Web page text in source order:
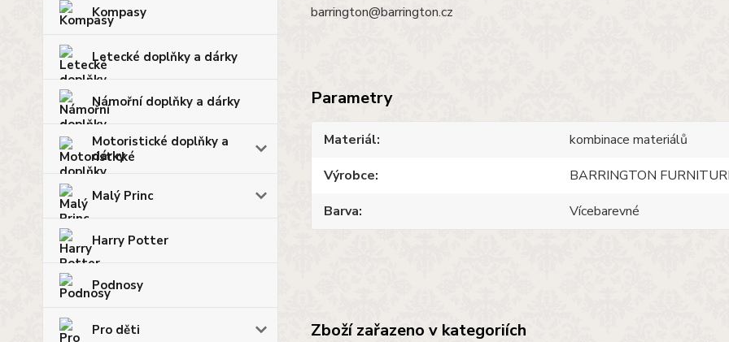
Kompasy
Letecké doplňky a dárky
Námořní doplňky a dárky
Motoristické doplňky a
dárky
Malý Princ
Harry Potter
Podnosy
Pro děti
barrington@barrington.cz
Parametry
Materiál
kombinace materiálů
Výrobce
BARRINGTON
Barva
Vícebarevné
Zboží zařazeno v kategoriích